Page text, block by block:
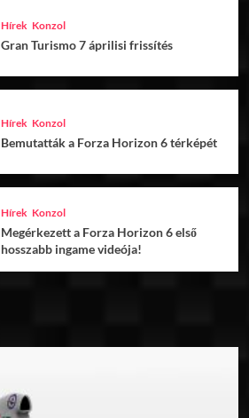
Hírek Konzol
Gran Turismo 7 áprilisi frissítés
Hírek Konzol
Bemutatták a Forza Horizon 6 térképét
Hírek Konzol
Megérkezett a Forza Horizon 6 első
hosszabb ingame videója!
Hírek